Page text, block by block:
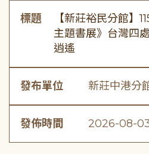
標題
【新莊裕民分館】
主題書展》台灣四
逍遙
發布單位 新莊中港分
發佈時間 2026-08-